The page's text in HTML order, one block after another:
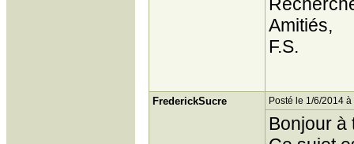
Amitiés,
F.S.
FrederickSucre Posté le 1/6/2014
Bonjour à